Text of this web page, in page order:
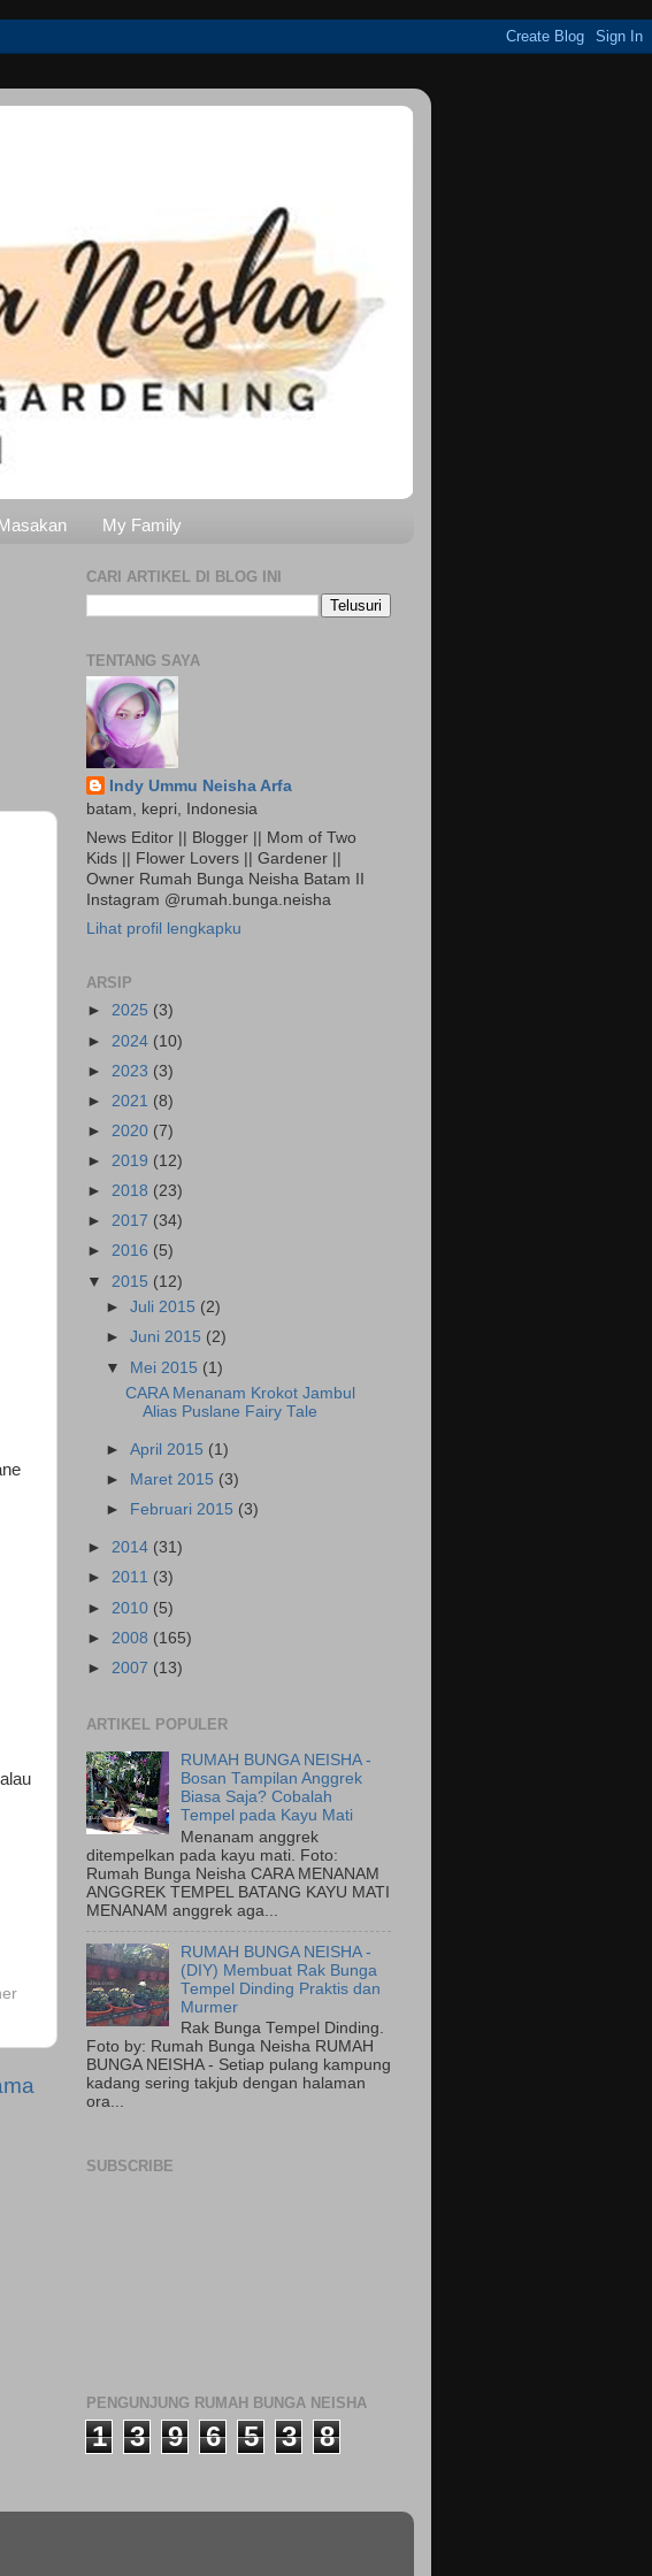
My Family
CARI ARTIKEL DI BLOG INI
TENTANG SAYA
Indy Ummu Neisha Arfa
batam, kepri, Indonesia
News Editor || Blogger || Mom of Two
Kids || Flower Lovers || Gardener ||
Owner Rumah Bunga Neisha Batam II
Instagram @rumah.bunga.neisha
Lihat profil lengkapku
ARSIP
► 2025 (3)
► 2024 (10)
► 2023 (3)
► 2021 (8)
► 2020 (7)
► 2019 (12)
► 2018 (23)
► 2017 (34)
► 2016 (5)
▼ 2015 (12)
►Juli 2015 (2)
►Juni 2015 (2)
▼ Mei 2015 (1)
CARA Menanam Krokot Jambul
Alias Puslane Fairy Tale
►April 2015 (1)
►
Maret 2015 (3)
►
Februari 2015 (3)
► 2014 (31)
► 2011 (3)
► 2010 (5)
► 2008 (165)
► 2007 (13)
ARTIKEL POPULER
RUMAH BUNGA NEISHA -
Bosan Tampilan Anggrek
Biasa Saja? Cobalah
Tempel pada Kayu Mati
Menanam anggrek
ditempelkan pada kayu mati. Foto:
Rumah Bunga Neisha CARA MENANAM
ANGGREK TEMPEL BATANG KAYU MATI
MENANAM anggrek aga...
RUMAH BUNGA NEISHA -
(DIY) Membuat Rak Bunga
Tempel Dinding Praktis dan
Murmer
Rak Bunga Tempel Dinding.
Foto by: Rumah Bunga Neisha RUMAH
BUNGA NEISHA - Setiap pulang kampung
kadang sering takjub dengan halaman
ora...
SUBSCRIBE
PENGUNJUNG RUMAH BUNGA NEISHA
1 3 9 6 5 3 8